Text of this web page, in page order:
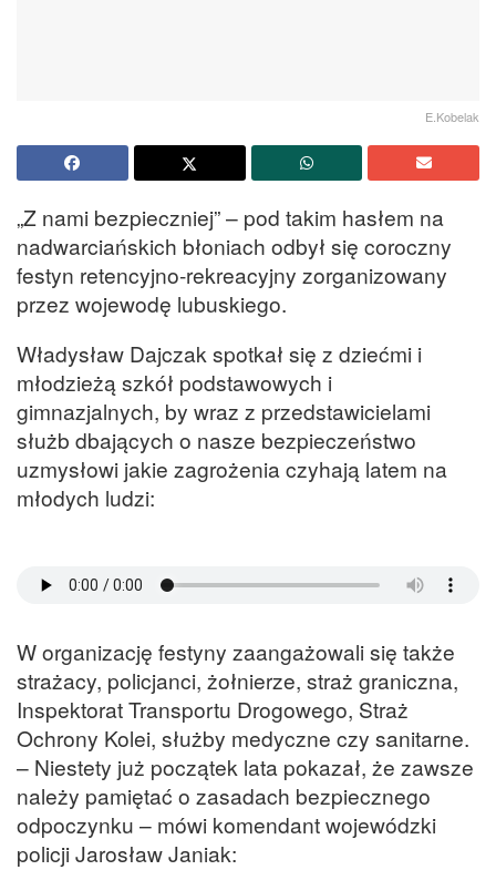
E.Kobelak
„Z nami bezpieczniej” – pod takim hasłem na
nadwarciańskich błoniach odbył się coroczny
festyn retencyjno-rekreacyjny zorganizowany
przez wojewodę lubuskiego.
Władysław Dajczak spotkał się z dziećmi i
młodzieżą szkół podstawowych i
gimnazjalnych, by wraz z przedstawicielami
służb dbających o nasze bezpieczeństwo
uzmysłowi jakie zagrożenia czyhają latem na
młodych ludzi:
W organizację festyny zaangażowali się także
strażacy, policjanci, żołnierze, straż graniczna,
Inspektorat Transportu Drogowego, Straż
Ochrony Kolei, służby medyczne czy sanitarne.
– Niestety już początek lata pokazał, że zawsze
należy pamiętać o zasadach bezpiecznego
odpoczynku – mówi komendant wojewódzki
policji Jarosław Janiak: